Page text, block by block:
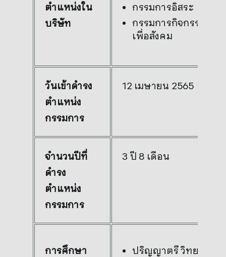
ตำแหน่งใน
บริษัท
กรรมการอิสระ
กรรมการกิจกรรม
เพื่อสังคม
วันเข้าดำรง
ตำแหน่ง
กรรมการ
12 เมษายน 2565
จำนวนปีที่
ดำรง
ตำแหน่ง
กรรมการ
3 ปี 8 เดือน
การศึกษา
ปริญญาตรี วิทยา